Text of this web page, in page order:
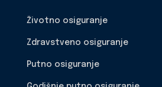
Životno osiguranje
Zdravstveno osiguranje
Putno osiguranje